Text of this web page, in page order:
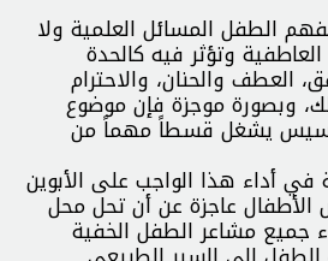
الطفل المسائل العلمية ولا
وتؤثر فيه كالحدة
العطف والحنان، والاحترام
وبصورة موجزة فإن موضوع
يشغل قسطاً مهماً من
أداء هذا الواجب على الأبوين
الأطفال عاجزة عن أن تحل محل
جميع مشاعر الطفل الخفية